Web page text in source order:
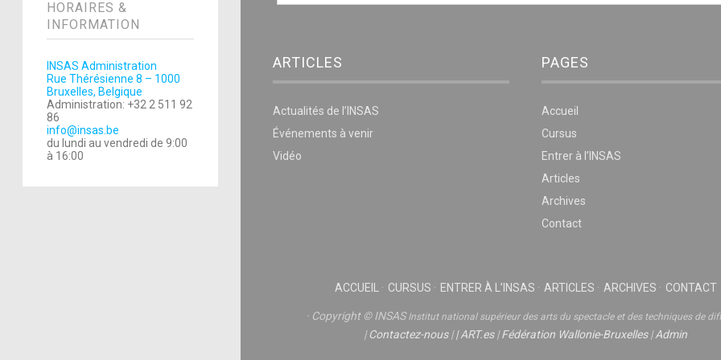
HORAIRES &
INFORMATION
INSAS Administration
Rue Thérésienne 8 – 1000
Bruxelles, Belgique
Administration: +32 2 511 92
86
info@insas.be
du lundi au vendredi de 9:00
à 16:00
ARTICLES
Actualités de l’INSAS
Événements à venir
Vidéo
PAGES
Accueil
Cursus
Entrer à l’INSAS
Articles
Archives
Contact
ACCUEIL CURSUS ENTRER À L’INSAS ARTICLES ARCHIVES CONTACT
Copyright © INSASInstitut national supérieur des arts du spectacle et des techniques de
|Contactez-nous||ART.es|Fédération Wallonie-Bruxelles|Admin